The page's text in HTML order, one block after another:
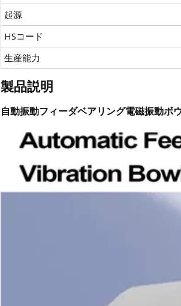
起源
HSコード
生産能力
製品説明
自動振動フィーダベアリング電磁振動ボ